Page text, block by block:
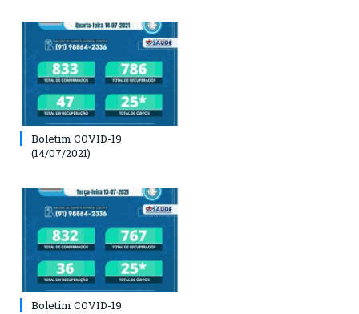
Boletim COVID-19
(14/07/2021)
Boletim COVID-19